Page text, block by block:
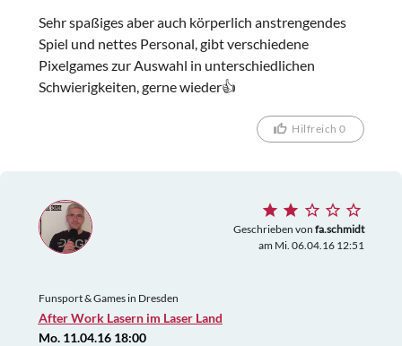
Sehr spaßiges aber auch körperlich anstrengendes
Spiel und nettes Personal, gibt verschiedene
Pixelgames zur Auswahl in unterschiedlichen
Schwierigkeiten, gerne wieder👍
Hilfreich 0
Geschrieben von fa.schmidt
am Mi. 06.04.16 12:51
Funsport & Games in Dresden
After Work Lasern im Laser Land
Mo. 11.04.16 18:00